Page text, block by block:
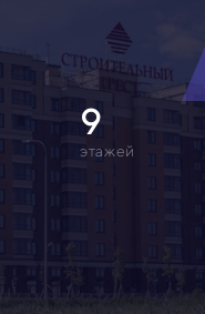
9
этажей